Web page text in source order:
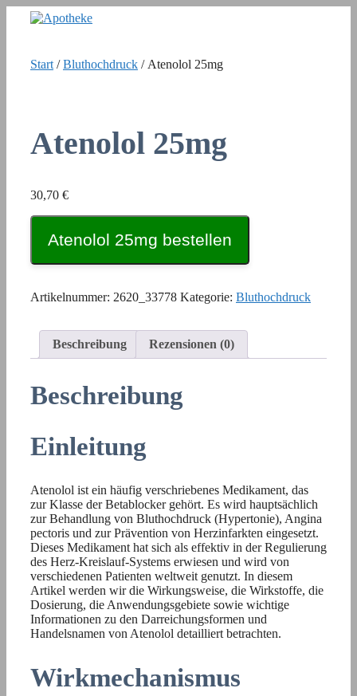
Inhalt
Start /Bluthochdruck / Atenolol 25mg
Atenolol 25mg
30,70 €
Atenolol 25mg bestellen
Artikelnummer: 2620_33778 Kategorie: Bluthochdruck
Beschreibung Rezensionen (0)
Beschreibung
Einleitung
Atenolol ist ein häufig verschriebenes Medikament, das
zur Klasse der Betablocker gehört. Es wird hauptsächlich
zur Behandlung von Bluthochdruck (Hypertonie), Angina
pectoris und zur Prävention von Herzinfarkten eingesetzt.
Dieses Medikament hat sich als effektiv in der Regulierung
des Herz-Kreislauf-Systems erwiesen und wird von
verschiedenen Patienten weltweit genutzt. In diesem
Artikel werden wir die Wirkungsweise, die Wirkstoffe, die
Dosierung, die Anwendungsgebiete sowie wichtige
Informationen zu den Darreichungsformen und
Handelsnamen von Atenolol detailliert betrachten.
Wirkmechanismus